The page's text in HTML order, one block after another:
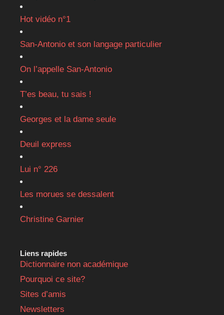
Hot vidéo n°1
San-Antonio et son langage particulier
On l’appelle San-Antonio
T’es beau, tu sais !
Georges et la dame seule
Deuil express
Lui n° 226
Les morues se dessalent
Christine Garnier
Liens rapides
Dictionnaire non académique
Pourquoi ce site?
Sites d’amis
Newsletters